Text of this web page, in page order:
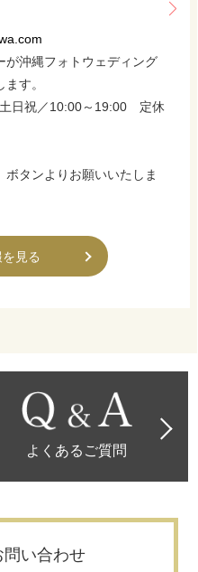
が沖縄フォトウェディング
す。
日祝／10:00～19:00 定休
ボタンよりお願いいたしま
見る
よくあるご質問
問い合わせ